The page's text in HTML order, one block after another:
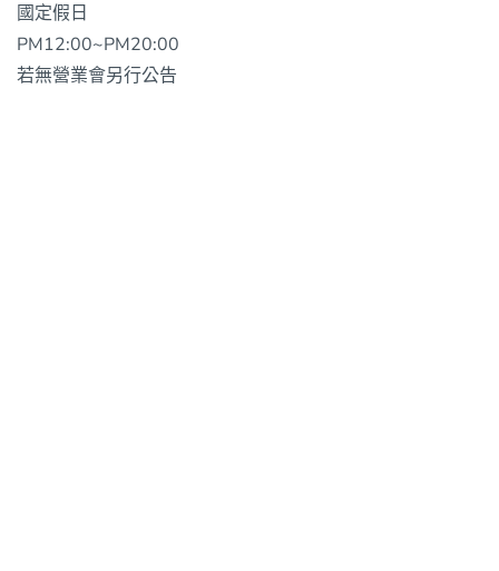
國定假日
PM12:00~PM20:00
若無營業會另行公告